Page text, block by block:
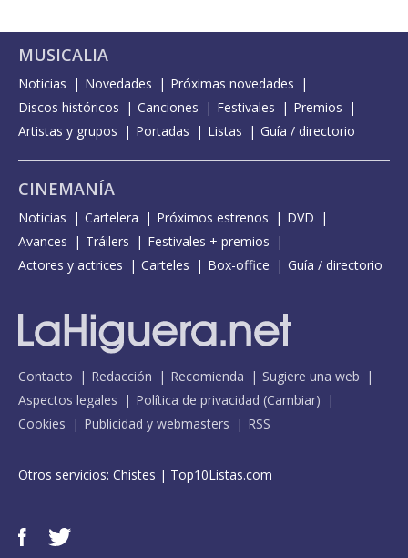
MUSICALIA
Noticias Novedades
Próximas novedades
Discos históricos
Canciones Festivales
Premios
Artistas y grupos
Portadas Listas Guía / directorio
CINEMANÍA
Noticias Cartelera Próximos estrenos
DVD
Avances
Tráilers
Festivales + premios
Actores y actrices
Carteles Box-office Guía / directorio
Contacto Redacción Recomienda
Sugiere una web
Aspectos legales
Política de privacidad (Cambiar)
Cookies
Publicidad y webmasters RSS
Otros servicios: Chistes | Top10Listas.com